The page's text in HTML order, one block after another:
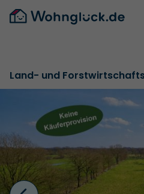
Land- und